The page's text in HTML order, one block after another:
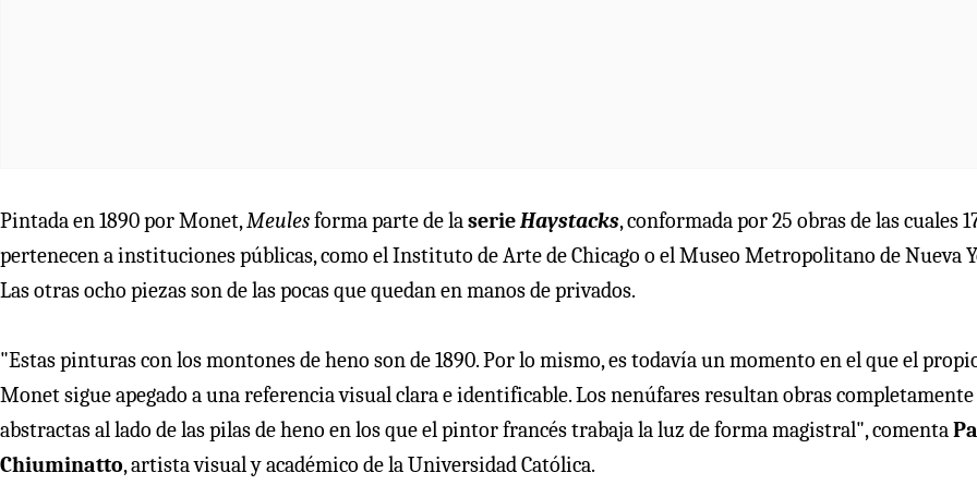
Pintada en 1890 por Monet,Meulesforma parte de laserieHaystacks, conformada por 25 obras de las cuales
pertenecen a instituciones públicas, como el Instituto de Arte de Chicago o el Museo Metropolitano de Nueva
Las otras ocho piezas son de las pocas que quedan en manos de privados.
"Estas pinturas con los montones de heno son de 1890. Por lo mismo, es todavía un momento en el que el
Monet sigue apegado a una referencia visual clara e identificable. Los nenúfares resultan obras completamente
abstractas al lado de las pilas de heno en los que el pintor francés trabaja la luz de forma magistral", comenta
Chiuminatto, artista visual y académico de la Universidad Católica.